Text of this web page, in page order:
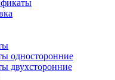
односторонние
двухсторонние